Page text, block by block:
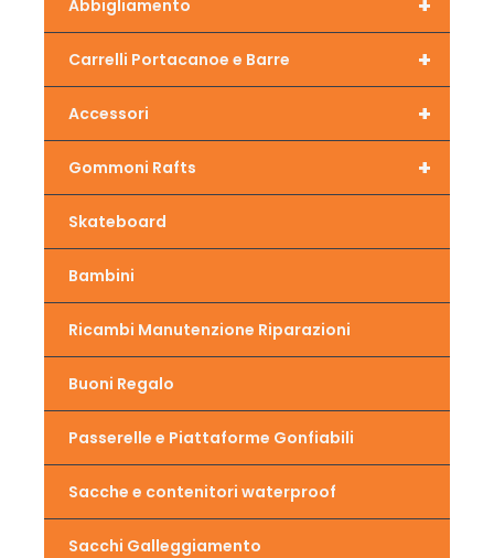
Abbigliamento
+
Carrelli Portacanoe e Barre
+
Accessori
+
Gommoni Rafts
Skateboard
Bambini
Ricambi Manutenzione Riparazioni
Buoni Regalo
Passerelle e Piattaforme Gonfiabili
Sacche e contenitori waterproof
Sacchi Galleggiamento